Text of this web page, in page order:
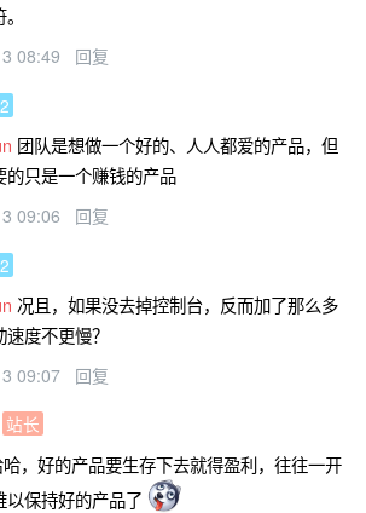
08:49 回复
团队是想做一个好的、人人都爱的产品，但
的只是一个赚钱的产品
09:06 回复
况且，如果没去掉控制台，反而加了那么多
度不更慢？
09:07 回复
站长
哈，好的产品要生存下去就得盈利，往往一开
以保持好的产品了